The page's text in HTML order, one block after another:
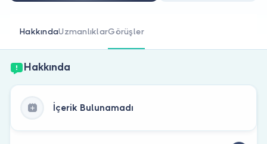
HakkındaUzmanlıklarGörüşler
Hakkında
İçerik Bulunamadı